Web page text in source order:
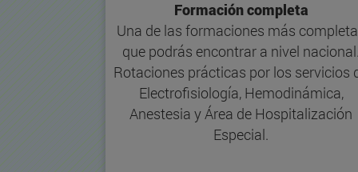
Formación completa
Una de las formaciones más
que podrás encontrar a nivel
Rotaciones prácticas por los servicios
Electrofisiología, Hemodinámica,
Anestesia y Área de Hospitalización
Especial.